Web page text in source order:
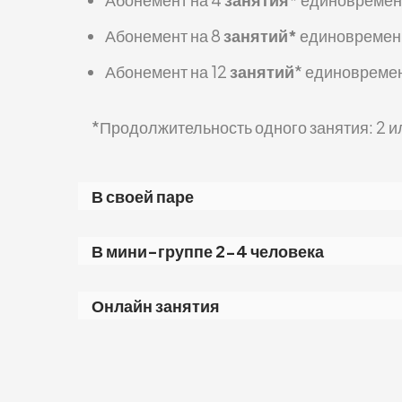
Абонемент на 8занятий*
Абонемент на 12занятий*
*Продолжительность одного занятия: 2
В своей паре
В своей паре
1 академический час (40 минут) —
В мини-группе 2-4 человека
В мини-группе 2-4 человека
Оплата за месяц (4 занятия по 3
Онлайн занятия